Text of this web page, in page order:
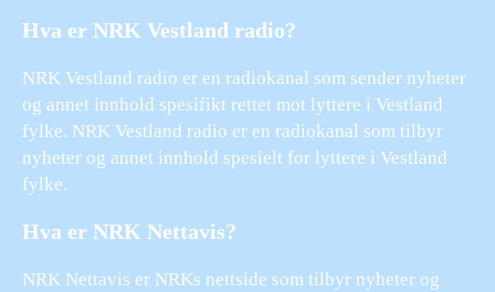
Hva er NRK Vestland radio?
NRK Vestland radio er en radiokanal som sender nyheter
og annet innhold spesifikt rettet mot lyttere i Vestland
fylke. NRK Vestland radio er en radiokanal som tilbyr
nyheter og annet innhold spesielt for lyttere i Vestland
fylke.
Hva er NRK Nettavis?
NRK Nettavis er NRKs nettside som tilbyr nyheter og